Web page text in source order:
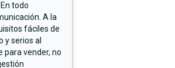
todo
A la
fáciles de
y serios al
para vender, no